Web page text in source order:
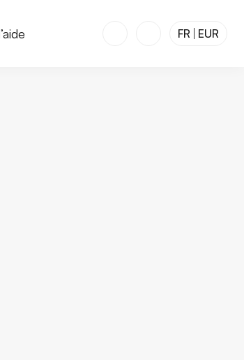
FR EUR